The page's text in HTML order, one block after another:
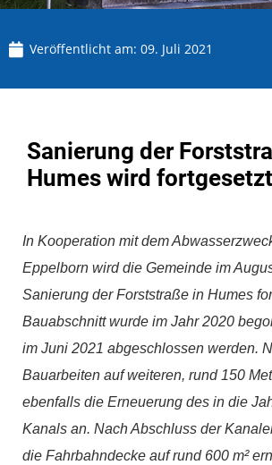
Veröffentlicht am: 09. Juli 2021
Sanierung der
Humes wird fortgesetzt
In Kooperation mit dem
Eppelborn wird die Gemeinde im
Sanierung der Forststraße in Humes
Bauabschnitt wurde im Jahr 2020
im Juni 2021 abgeschlossen werden.
Bauarbeiten auf weiteren, rund 150
ebenfalls die Erneuerung des in die
Kanals an. Nach Abschluss der
die Fahrbahndecke auf rund 600 m²